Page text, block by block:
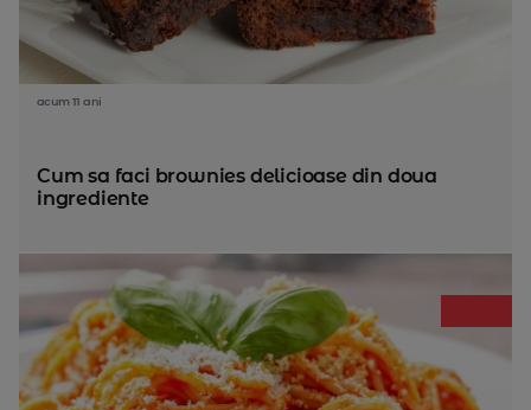
acum 11 ani
Cum sa faci brownies delicioase din doua
ingrediente